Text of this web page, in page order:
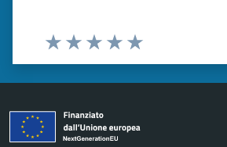
Valuta 5 stelle su 5
Valuta 4 stelle su 5
Valuta 3 stelle su 5
Valuta 2 stelle su 5
Valuta 1 stelle su 5